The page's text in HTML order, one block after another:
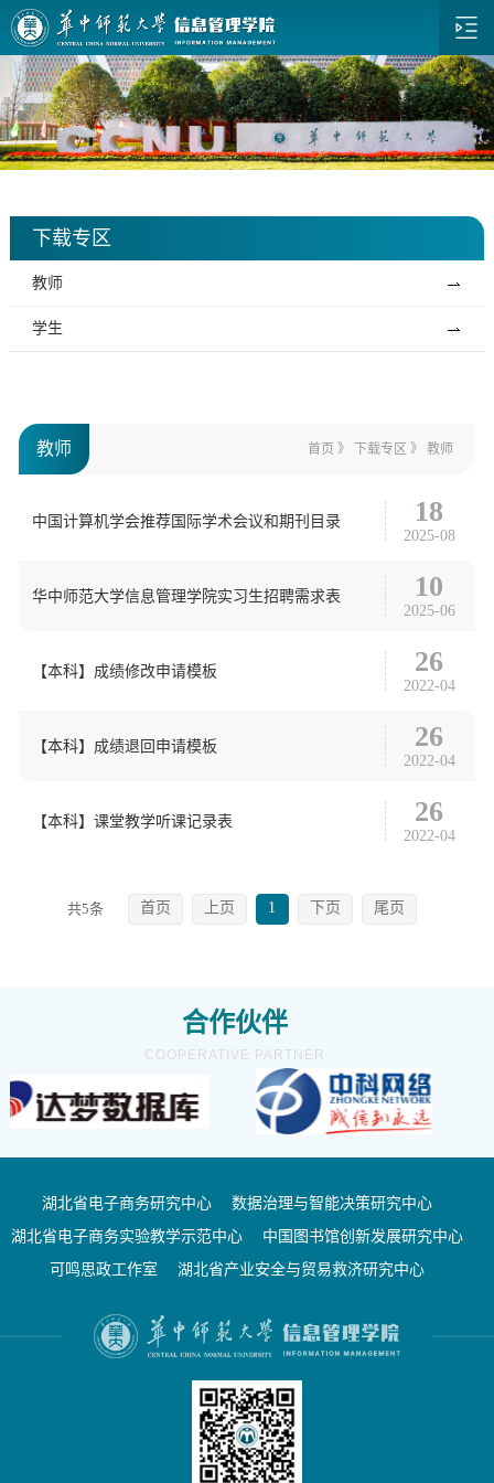
下载专区
教师
学生
教师 首页 》 下载专区 》教师
中国计算机学会推荐国际学术会议和期刊目录 18
2025-08
华中师范大学信息管理学院实习生招聘需求表 10
2025-06
【本科】成绩修改申请模板 26
2022-04
【本科】成绩退回申请模板 26
2022-04
【本科】课堂教学听课记录表 26
2022-04
共5条 首页 上页 1 下页 尾页
合作伙伴
COOPERATIVE PARTNER
湖北省电子商务研究中心
数据治理与智能决策研究中心
湖北省电子商务实验教学示范中心
中国图书馆创新发展研究中心
可鸣思政工作室
湖北省产业安全与贸易救济研究中心